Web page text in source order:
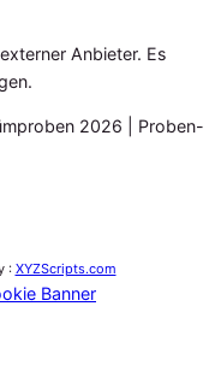
Anbieter. Es
2026 | Proben-
: XYZScripts.com
Banner